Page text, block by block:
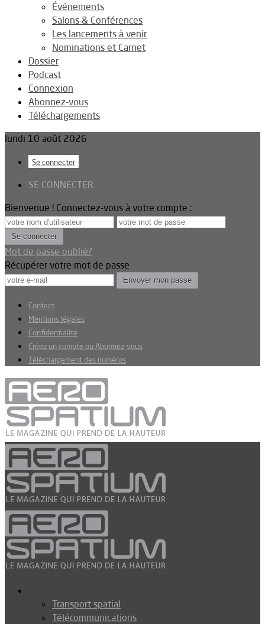
Événements
Salons & Conférences
Les lancements à venir
Nominations et Carnet
Dossier
Podcast
Connexion
Abonnez-vous
Téléchargements
lundi 10 août 2026
Se connecter
SE CONNECTER
Bienvenue ! Connectez-vous à votre compte :
Mot de passe oublié?
Récupérer votre mot de passe
Contact
Mentions légales
Confidentialité
Créez un compte ou Abonnez-vous
Téléchargement des numéros
Transport spatial
Télécommunications